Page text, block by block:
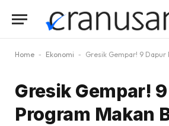
Home - Ekonomi - Gresik Gempar! 9 Dapur Program Makan Bergizi Gratis Distop BGN, Terkuak
Gresik Gempar!
Program Makan